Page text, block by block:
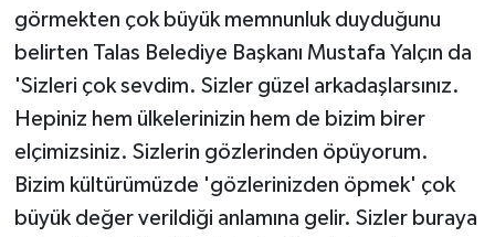
görmekten çok büyük memnunluk duyduğunu
belirten Talas Belediye Başkanı Mustafa Yalçın da
'Sizleri çok sevdim. Sizler güzel arkadaşlarsınız.
Hepiniz hem ülkelerinizin hem de bizim birer
elçimizsiniz. Sizlerin gözlerinden öpüyorum.
Bizim kültürümüzde 'gözlerinizden öpmek' çok
büyük değer verildiği anlamına gelir. Sizler buraya